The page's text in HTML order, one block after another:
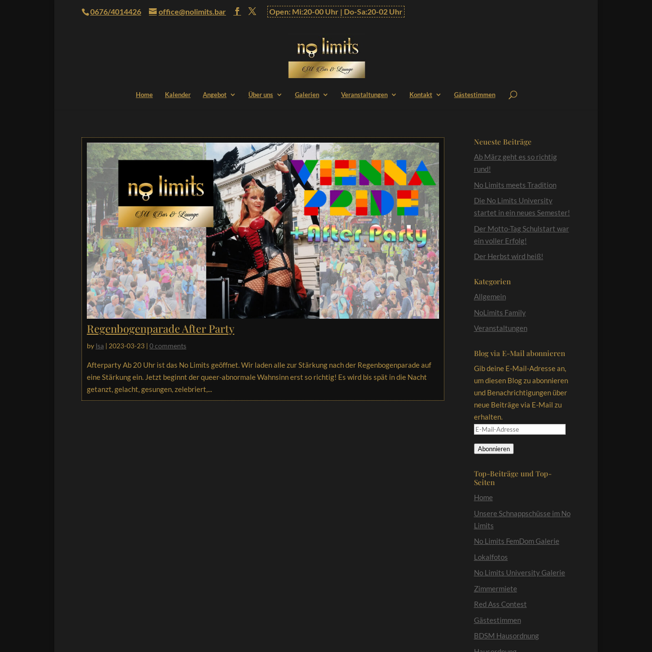
0676/4014426 office@nolimits.bar Open: Mi:20-00 Uhr | Do-Sa:20-02 Uhr
Home Kalender Angebot Über uns Galerien Veranstaltungen Kontakt Gästestimmen
Regenbogenparade After Party
by Isa | 2023-03-23 | 0 comments
Afterparty Ab 20 Uhr ist das No Limits geöffnet. Wir laden alle zur Stärkung nach der Regenbogenparade auf
eine Stärkung ein. Jetzt beginnt der queer-abnormale Wahnsinn erst so richtig! Es wird bis spät in die Nacht
getanzt, gelacht, gesungen, zelebriert,...
Neueste Beiträge
Ab März geht es so richtig
rund!
No Limits meets Tradition
Die No Limits University
startet in ein neues Semester!
Der Motto-Tag Schulstart war
ein voller Erfolg!
Der Herbst wird heiß!
Kategorien
Allgemein
NoLimits Family
Veranstaltungen
Blog via E-Mail abonnieren
Gib deine E-Mail-Adresse an,
um diesen Blog zu abonnieren
und Benachrichtigungen über
neue Beiträge via E-Mail zu
erhalten.
E-
Adresse
Abonnieren
Top-Beiträge und Top-
Seiten
Home
Unsere Schnappschüsse im No
Limits
No Limits FemDom Galerie
Lokalfotos
No Limits University Galerie
Zimmermiete
Red Ass Contest
Gästestimmen
BDSM Hausordnung